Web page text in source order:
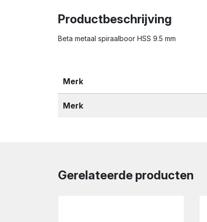
Productbeschrijving
Beta metaal spiraalboor HSS 9.5 mm
Merk
Merk
Gerelateerde producten